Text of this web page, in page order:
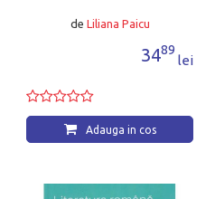
de Liliana Paicu
3489
lei
Adauga in cos